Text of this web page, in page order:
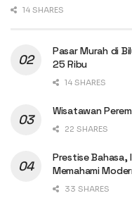
14 SHARES
Pasar Murah di
25 Ribu
14 SHARES
Wisatawan
22 SHARES
Prestise Bahasa,
Memahami
33 SHARES